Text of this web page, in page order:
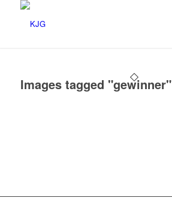
Images tagged "gewinner"